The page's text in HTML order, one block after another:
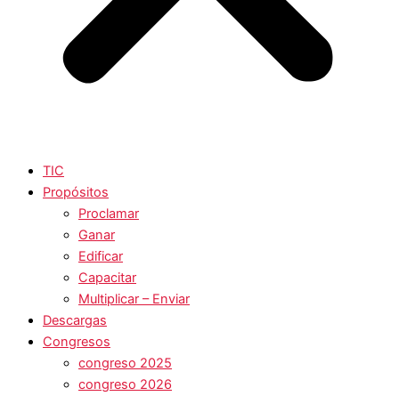
TIC
Propósitos
Proclamar
Ganar
Edificar
Capacitar
Multiplicar – Enviar
Descargas
Congresos
congreso 2025
congreso 2026